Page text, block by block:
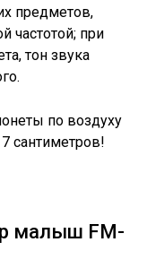
предметов,
частотой; при
тон звука
по воздуху
сантиметров!
малыш FM-